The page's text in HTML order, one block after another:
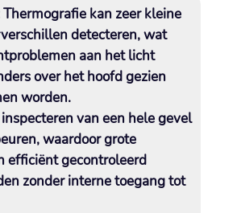
Thermografie kan zeer kleine
detecteren, wat
aan het licht
over het hoofd gezien
worden.​
van een hele gevel
waardoor grote
efficiënt gecontroleerd
zonder interne toegang tot